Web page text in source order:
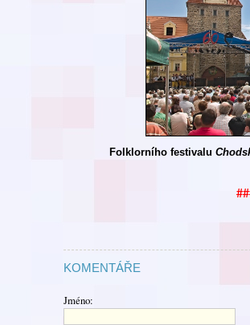
Folklorního festivalu
KOMENTÁŘE
Jméno: